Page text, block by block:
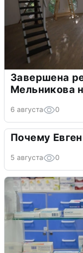
Завершена
Мельникова
6 августа 0
Почему
5 августа 0